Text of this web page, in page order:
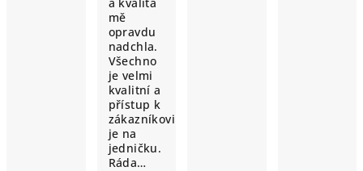
mě
opravdu
nadchla.
Všechno
je velmi
kvalitní a
přístup k
zákazníkovi
je na
jedničku.
Ráda…